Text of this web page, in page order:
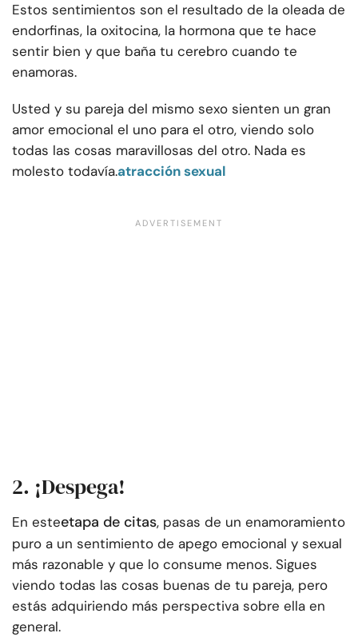
Estos sentimientos son el resultado de la oleada de
endorfinas, la oxitocina, la hormona que te hace
sentir bien y que baña tu cerebro cuando te
enamoras.
Usted y su pareja del mismo sexo sienten un gran
amor emocional el uno para el otro, viendo solo
todas las cosas maravillosas del otro. Nada es
molesto todavía.atracción sexual
2. ¡Despega!
En esteetapa de citas, pasas de un enamoramiento
puro a un sentimiento de apego emocional y sexual
más razonable y que lo consume menos. Sigues
viendo todas las cosas buenas de tu pareja, pero
estás adquiriendo más perspectiva sobre ella en
general.